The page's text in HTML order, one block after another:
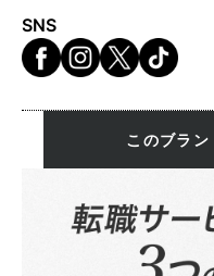
SNS
このブラ